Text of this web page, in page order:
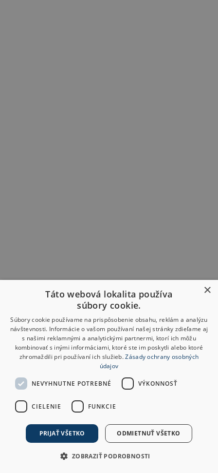
×
Táto webová lokalita používa
súbory cookie.
Súbory cookie používame na prispôsobenie obsahu, reklám a analýzu
návštevnosti. Informácie o vašom používaní našej stránky zdieľame aj
s našimi reklamnými a analytickými partnermi, ktorí ich môžu
kombinovať s inými informáciami, ktoré ste im poskytli alebo ktoré
zhromaždili pri používaní ich služieb.Zásady ochrany osobných
údajov
NEVYHNUTNE POTREBNÉ VÝKONNOSŤ
CIELENIE FUNKCIE
PRIJAŤ VŠETKO ODMIETNUŤ VŠETKO
ZOBRAZIŤ PODROBNOSTI